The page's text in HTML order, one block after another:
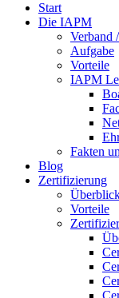
Start
Die IAPM
Verband
Aufgabe
Vorteile
IAPM
Fakten
Blog
Zertifizierung
Vorteile